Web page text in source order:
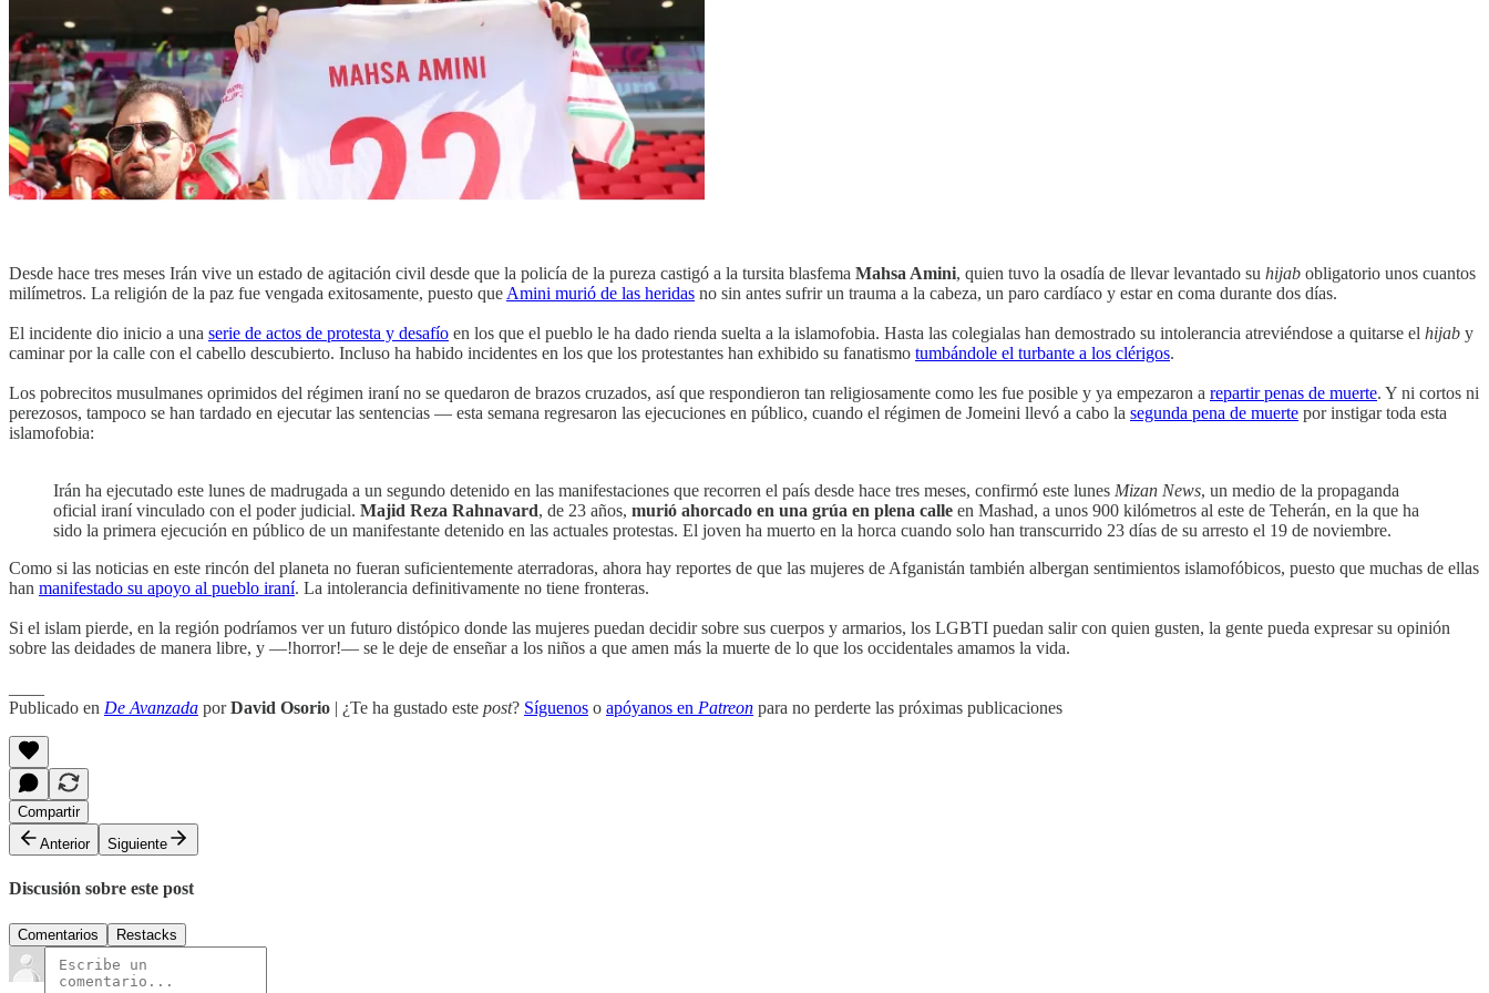
Desde hace tres meses Irán vive un estado de agitación civil desde que la policía de la pureza castigó a la tursita blasfema Mahsa Amini, quien tuvo la osadía de llevar levantado su hijab obligatorio unos cuantos
milímetros. La religión de la paz fue vengada exitosamente, puesto que Amini murió de las heridas no sin antes sufrir un trauma a la cabeza, un paro cardíaco y estar en coma durante dos días.
El incidente dio inicio a una serie de actos de protesta y desafío en los que el pueblo le ha dado rienda suelta a la islamofobia. Hasta las colegialas han demostrado su intolerancia atreviéndose a quitarse el hijab y
caminar por la calle con el cabello descubierto. Incluso ha habido incidentes en los que los protestantes han exhibido su fanatismo tumbándole el turbante a los clérigos.
Los pobrecitos musulmanes oprimidos del régimen iraní no se quedaron de brazos cruzados, así que respondieron tan religiosamente como les fue posible y ya empezaron a repartir penas de muerte. Y ni cortos ni
perezosos, tampoco se han tardado en ejecutar las sentencias — esta semana regresaron las ejecuciones en público, cuando el régimen de Jomeini llevó a cabo la segunda pena de muerte por instigar toda esta
islamofobia:
Irán ha ejecutado este lunes de madrugada a un segundo detenido en las manifestaciones que recorren el país desde hace tres meses, confirmó este lunes Mizan News, un medio de la propaganda
oficial iraní vinculado con el poder judicial. Majid Reza Rahnavard, de 23 años, murió ahorcado en una grúa en plena calle en Mashad, a unos 900 kilómetros al este de Teherán, en la que ha
sido la primera ejecución en público de un manifestante detenido en las actuales protestas. El joven ha muerto en la horca cuando solo han transcurrido 23 días de su arresto el 19 de noviembre.
Como si las noticias en este rincón del planeta no fueran suficientemente aterradoras, ahora hay reportes de que las mujeres de Afganistán también albergan sentimientos islamofóbicos, puesto que muchas de ellas
han manifestado su apoyo al pueblo iraní. La intolerancia definitivamente no tiene fronteras.
Si el islam pierde, en la región podríamos ver un futuro distópico donde las mujeres puedan decidir sobre sus cuerpos y armarios, los LGBTI puedan salir con quien gusten, la gente pueda expresar su opinión
sobre las deidades de manera libre, y —!horror!— se le deje de enseñar a los niños a que amen más la muerte de lo que los occidentales amamos la vida.
Publicado en De Avanzada porDavid Osorio | ¿Te ha gustado este post? Síguenos o apóyanos en Patreon para no perderte las próximas publicaciones
Compartir
Anterior
Siguiente
Discusión sobre este post
Comentarios Restacks